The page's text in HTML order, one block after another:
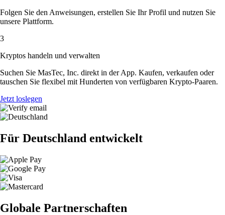
Folgen Sie den Anweisungen, erstellen Sie Ihr Profil und nutzen Sie
unsere Plattform.
3
Kryptos handeln und verwalten
Suchen Sie MasTec, Inc. direkt in der App. Kaufen, verkaufen oder
tauschen Sie flexibel mit Hunderten von verfügbaren Krypto-Paaren.
Jetzt loslegen
Für Deutschland entwickelt
Globale Partnerschaften